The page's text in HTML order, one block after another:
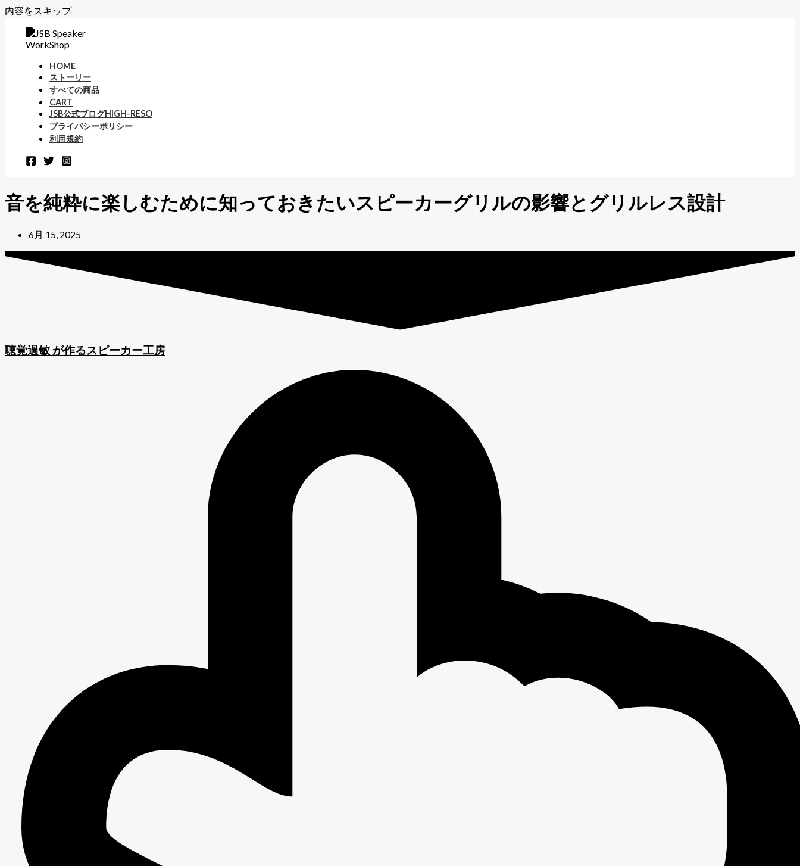
内容をスキップ
HOME
ストーリー
すべての商品
CART
JSB公式ブログHIGH-RESO
プライバシーポリシー
利用規約
音を純粋に楽しむために知っておきたいスピーカーグリルの影響とグリルレス設計
6月 15, 2025
聴覚過敏が作るスピーカー工房